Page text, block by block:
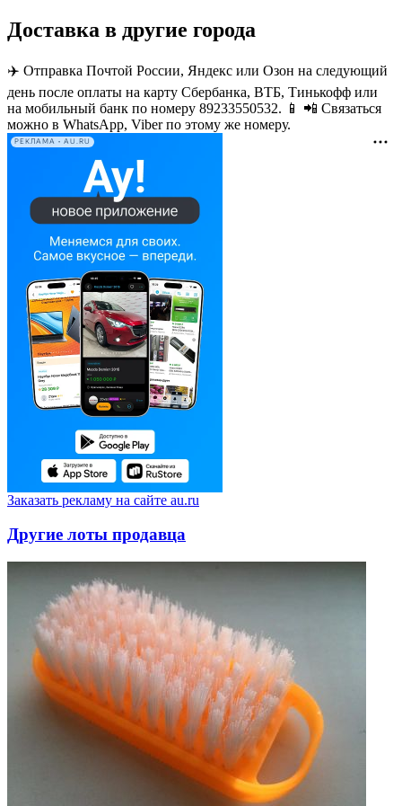
Доставка в другие города
✈️ Отправка Почтой России, Яндекс или Озон на следующий
день после оплаты на карту Сбербанка, ВТБ, Тинькофф или
на мобильный банк по номеру 89233550532. 📱 📲 Связаться
можно в WhatsApp, Viber по этому же номеру.
РЕКЛАМА • AU.RU
Заказать рекламу на сайте au.ru
Другие лоты продавца